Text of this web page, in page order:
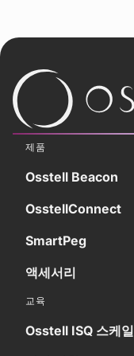
제품
Osstell Beacon
OsstellConnect
SmartPeg
액세서리
교육
Osstell ISQ 스케일